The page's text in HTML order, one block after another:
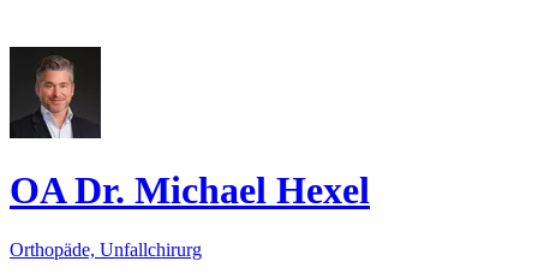
OA Dr. Michael Hexel
Orthopäde, Unfallchirurg